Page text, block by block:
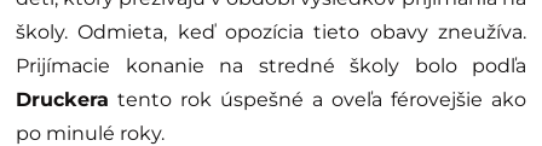
školy. Odmieta, keď opozícia tieto obavy zneužíva.
Prijímacie konanie na stredné školy bolo podľa
Druckera tento rok úspešné a oveľa férovejšie ako
po minulé roky.